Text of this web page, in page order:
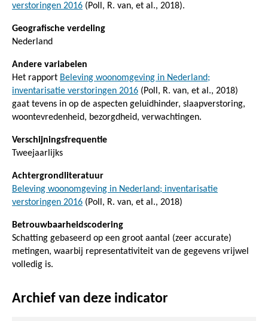
verstoringen 2016 (Poll, R. van, et al., 2018).
Geografische verdeling
Nederland
Andere variabelen
Het rapport Beleving woonomgeving in Nederland;
inventarisatie verstoringen 2016 (Poll, R. van, et al., 2018)
gaat tevens in op de aspecten geluidhinder, slaapverstoring,
woontevredenheid, bezorgdheid, verwachtingen.
Verschijningsfrequentie
Tweejaarlijks
Achtergrondliteratuur
Beleving woonomgeving in Nederland; inventarisatie
verstoringen 2016 (Poll, R. van, et al., 2018)
Betrouwbaarheidscodering
Schatting gebaseerd op een groot aantal (zeer accurate)
metingen, waarbij representativiteit van de gegevens vrijwel
volledig is.
Archief van deze indicator